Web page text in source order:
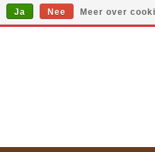
Ja Nee Meer over